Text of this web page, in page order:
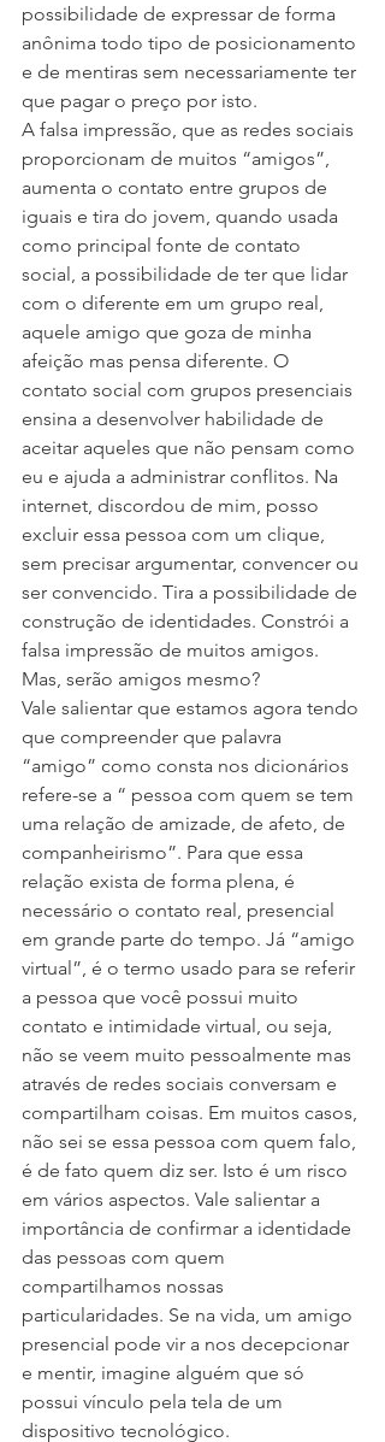
possibilidade de expressar de forma
anônima todo tipo de posicionamento
e de mentiras sem necessariamente ter
que pagar o preço por isto.
A falsa impressão, que as redes sociais
proporcionam de muitos “amigos”,
aumenta o contato entre grupos de
iguais e tira do jovem, quando usada
como principal fonte de contato
social, a possibilidade de ter que lidar
com o diferente em um grupo real,
aquele amigo que goza de minha
afeição mas pensa diferente. O
contato social com grupos presenciais
ensina a desenvolver habilidade de
aceitar aqueles que não pensam como
eu e ajuda a administrar conflitos. Na
internet, discordou de mim, posso
excluir essa pessoa com um clique,
sem precisar argumentar, convencer ou
ser convencido. Tira a possibilidade de
construção de identidades. Constrói a
falsa impressão de muitos amigos.
Mas, serão amigos mesmo?
Vale salientar que estamos agora tendo
que compreender que palavra
“amigo” como consta nos dicionários
refere-se a “ pessoa com quem se tem
uma relação de amizade, de afeto, de
companheirismo”. Para que essa
relação exista de forma plena, é
necessário o contato real, presencial
em grande parte do tempo. Já “amigo
virtual”, é o termo usado para se referir
a pessoa que você possui muito
contato e intimidade virtual, ou seja,
não se veem muito pessoalmente mas
através de redes sociais conversam e
compartilham coisas. Em muitos casos,
não sei se essa pessoa com quem falo,
é de fato quem diz ser. Isto é um risco
em vários aspectos. Vale salientar a
importância de confirmar a identidade
das pessoas com quem
compartilhamos nossas
particularidades. Se na vida, um amigo
presencial pode vir a nos decepcionar
e mentir, imagine alguém que só
possui vínculo pela tela de um
dispositivo tecnológico.